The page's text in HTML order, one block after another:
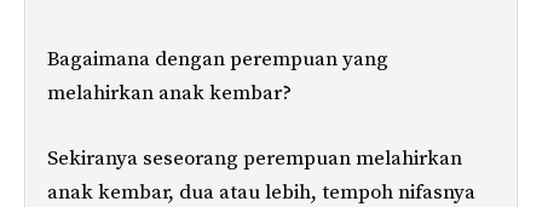
Bagaimana dengan perempuan yang
melahirkan anak kembar?
Sekiranya seseorang perempuan melahirkan
anak kembar, dua atau lebih, tempoh nifasnya